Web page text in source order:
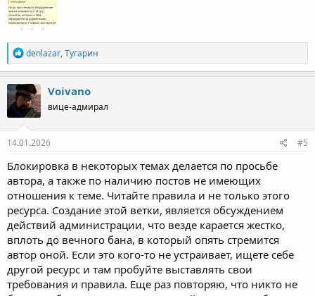
Р
е
а
к
ц
и
и
:
denlazar,Тугарин
Voivano
вице-адмирал
14.01.2026 #5
Блокировка в некоторых темах делается по просьбе
автора, а также по наличию постов не имеющих
отношения к теме. Читайте правила и не только этого
ресурса. Создание этой ветки, является обсуждением
действий администрации, что везде карается жестко,
вплоть до вечного бана, в который опять стремится
автор оной. Если это кого-то не устраивает, ищете себе
другой ресурс и там пробуйте выставлять свои
требования и правила. Еще раз повторяю, что никто не